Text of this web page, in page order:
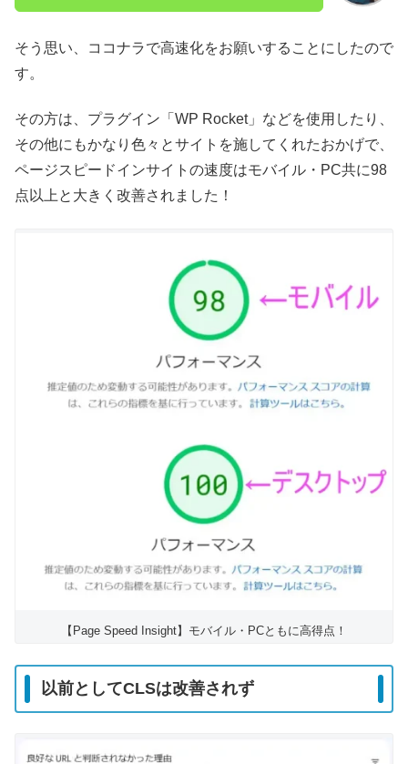
そう思い、ココナラで高速化をお願いすることにしたので
す。
その方は、プラグイン「WP Rocket」などを使用したり、
その他にもかなり色々とサイトを施してくれたおかげで、
ページスピードインサイトの速度はモバイル・PC共に98
点以上と大きく改善されました！
【Page Speed Insight】モバイル・PCともに高得点！
以前としてCLSは改善されず